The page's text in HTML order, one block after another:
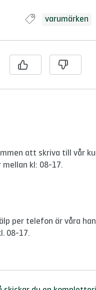
Guide taggad
varumärken
att skriva till vår
mellan kl: 08-17.
per telefon är våra
08-17.